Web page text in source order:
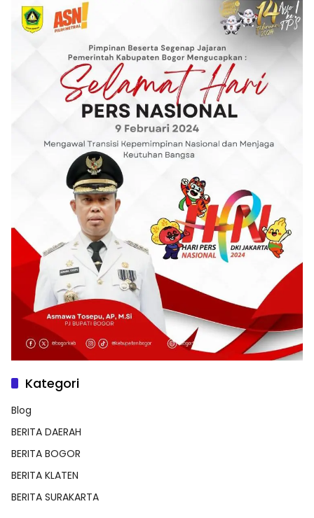
Kategori
Blog
BERITA DAERAH
BERITA BOGOR
BERITA KLATEN
BERITA SURAKARTA